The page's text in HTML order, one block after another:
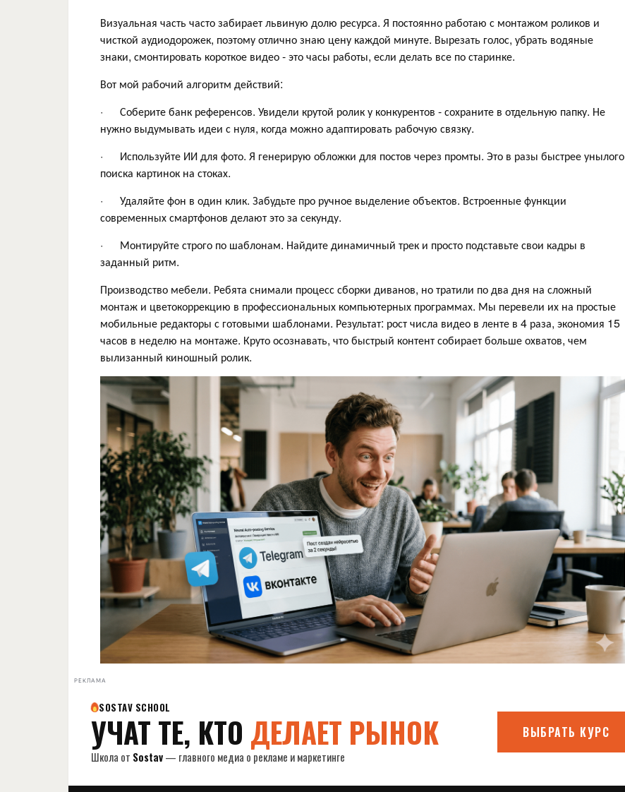
Визуальная часть часто забирает львиную долю ресурса. Я постоянно работаю с монтажом роликов и
чисткой аудиодорожек, поэтому отлично знаю цену каждой минуте. Вырезать голос, убрать водяные
знаки, смонтировать короткое видео - это часы работы, если делать все по старинке.
Вот мой рабочий алгоритм действий:
· Соберите банк референсов. Увидели крутой ролик у конкурентов - сохраните в отдельную папку. Не
нужно выдумывать идеи с нуля, когда можно адаптировать рабочую связку.
· Используйте ИИ для фото. Я генерирую обложки для постов через промты. Это в разы быстрее унылого
поиска картинок на стоках.
· Удаляйте фон в один клик. Забудьте про ручное выделение объектов. Встроенные функции
современных смартфонов делают это за секунду.
· Монтируйте строго по шаблонам. Найдите динамичный трек и просто подставьте свои кадры в
заданный ритм.
Производство мебели. Ребята снимали процесс сборки диванов, но тратили по два дня на сложный
монтаж и цветокоррекцию в профессиональных компьютерных программах. Мы перевели их на простые
мобильные редакторы с готовыми шаблонами. Результат: рост числа видео в ленте в 4 раза, экономия 15
часов в неделю на монтаже. Круто осознавать, что быстрый контент собирает больше охватов, чем
вылизанный киношный ролик.
РЕКЛАМА